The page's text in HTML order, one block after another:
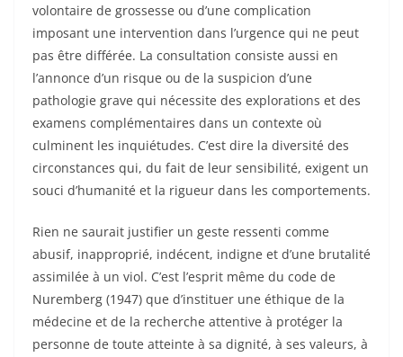
volontaire de grossesse ou d’une complication
imposant une intervention dans l’urgence qui ne peut
pas être différée. La consultation consiste aussi en
l’annonce d’un risque ou de la suspicion d’une
pathologie grave qui nécessite des explorations et des
examens complémentaires dans un contexte où
culminent les inquiétudes. C’est dire la diversité des
circonstances qui, du fait de leur sensibilité, exigent un
souci d’humanité et la rigueur dans les comportements.
Rien ne saurait justifier un geste ressenti comme
abusif, inapproprié, indécent, indigne et d’une brutalité
assimilée à un viol. C’est l’esprit même du code de
Nuremberg (1947) que d’instituer une éthique de la
médecine et de la recherche attentive à protéger la
personne de toute atteinte à sa dignité, à ses valeurs, à